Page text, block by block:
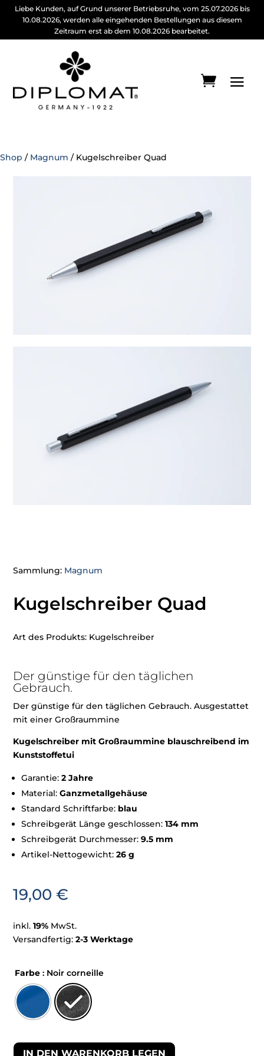
Liebe Kunden, auf Grund unserer Betriebsruhe, vom 25.07.2026 bis
10.08.2026, werden alle eingehenden Bestellungen aus diesem
Zeitraum erst ab dem 10.08.2026 bearbeitet.
Shop / Magnum / Kugelschreiber Quad
Sammlung: Magnum
Kugelschreiber Quad
Art des Produkts: Kugelschreiber
Der günstige für den täglichen
Gebrauch.
Der günstige für den täglichen Gebrauch. Ausgestattet
mit einer Großraummine
Kugelschreiber mit Großraummine blauschreibend im
Kunststoffetui
Garantie:2 Jahre
Material:Ganzmetallgehäuse
Standard Schriftfarbe: blau
Schreibgerät Länge geschlossen:134 mm
Schreibgerät Durchmesser:9.5 mm
Artikel-Nettogewicht:26 g
19,00€
inkl.19% MwSt.
Versandfertig:2-3 Werktage
Farbe : Noir corneille
IN DEN WARENKORB LEGEN